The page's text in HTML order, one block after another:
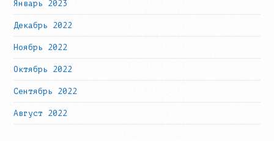
Январь 2023
Декабрь 2022
Ноябрь 2022
Октябрь 2022
Сентябрь 2022
Август 2022